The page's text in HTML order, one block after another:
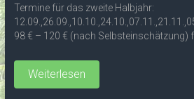
Termine für das zweite Halbjahr:
98 € – 120 € (nach Selbsteinschätzung)
Weiterlesen